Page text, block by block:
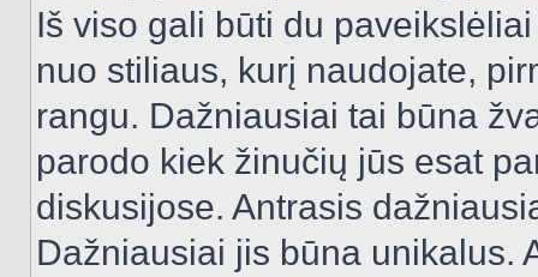
Iš viso gali būti du
nuo stiliaus, kurį naudojate,
rangu. Dažniausiai tai būna
parodo kiek žinučių jūs esat
diskusijose. Antrasis
Dažniausiai jis būna unikalus.